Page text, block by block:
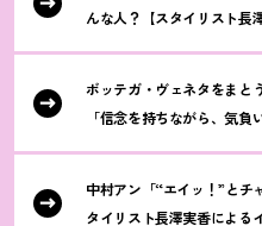
んな人？ 【スタイリスト長
ボッテガ・ヴェネタをまと
「信念を持ちながら、気
中村アン「“エイッ ！”とチ
タイリスト長澤実香による